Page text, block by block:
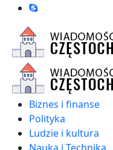
Biznes i finanse
Polityka
Ludzie i kultura